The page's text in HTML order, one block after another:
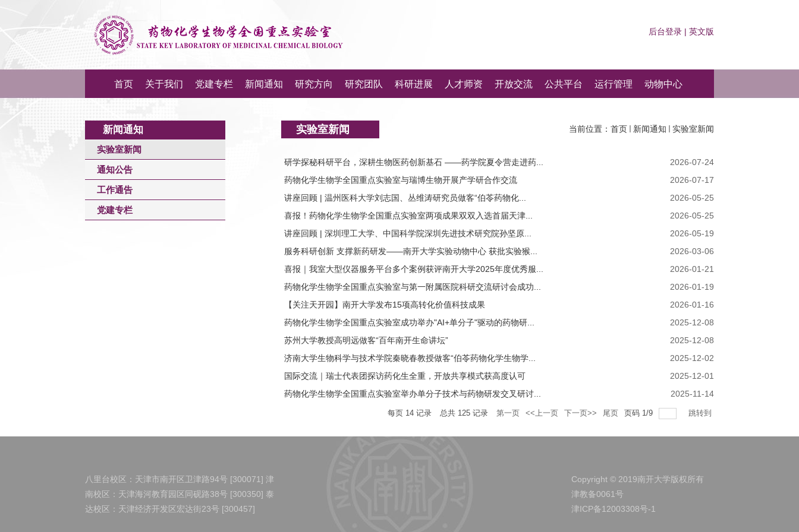
后台登录 | 英文版
首页 关于我们 党建专栏 新闻通知 研究方向 研究团队 科研进展 人才师资 开放交流 公共平台 运行管理 动物中心
新闻通知
实验室新闻
通知公告
工作通告
党建专栏
实验室新闻 当前位置： 首页 新闻通知 实验室新闻
研学探秘科研平台，深耕生物医药创新基石 ——药学院夏令营走进药...
2026-07-24
药物化学生物学全国重点实验室与瑞博生物开展产学研合作交流
2026-07-17
讲座回顾 | 温州医科大学刘志国、丛维涛研究员做客“伯苓药物化...
2026-05-25
喜报！药物化学生物学全国重点实验室两项成果双双入选首届天津...
2026-05-25
讲座回顾 | 深圳理工大学、中国科学院深圳先进技术研究院孙坚原...
2026-05-19
服务科研创新 支撑新药研发——南开大学实验动物中心 获批实验猴...
2026-03-06
喜报｜我室大型仪器服务平台多个案例获评南开大学2025年度优秀服...
2026-01-21
药物化学生物学全国重点实验室与第一附属医院科研交流研讨会成功...
2026-01-19
【关注天开园】南开大学发布15项高转化价值科技成果
2026-01-16
药物化学生物学全国重点实验室成功举办"AI+单分子"驱动的药物研...
2025-12-08
苏州大学教授高明远做客“百年南开生命讲坛”
2025-12-08
济南大学生物科学与技术学院秦晓春教授做客“伯苓药物化学生物学...
2025-12-02
国际交流｜瑞士代表团探访药化生全重，开放共享模式获高度认可
2025-12-01
药物化学生物学全国重点实验室举办单分子技术与药物研发交叉研讨...
2025-11-14
每页 14 记录 总共 125 记录 第一页 <<上一页 下一页>> 尾页 页码 1/9 跳转到
八里台校区：天津市南开区卫津路94号 [300071] 津
南校区：天津海河教育园区同砚路38号 [300350] 泰
达校区：天津经济开发区宏达街23号 [300457]
Copyright © 2019南开大学版权所有
津教备0061号
津ICP备12003308号-1